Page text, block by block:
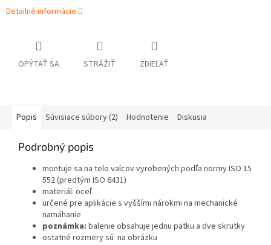
Detailné informácie
OPÝTAŤ SA STRÁŽIŤ ZDIEĽAŤ
Popis Súvisiace súbory (2) Hodnotenie Diskusia
Podrobný popis
montuje sa na telo valcov vyrobených podľa normy ISO 15
552 (predtým ISO 6431)
materiál: oceľ
určené pre aplikácie s vyššími nárokmi na mechanické
namáhanie
poznámka: balenie obsahuje jednu pätku a dve skrutky
ostatné rozmery sú na obrázku